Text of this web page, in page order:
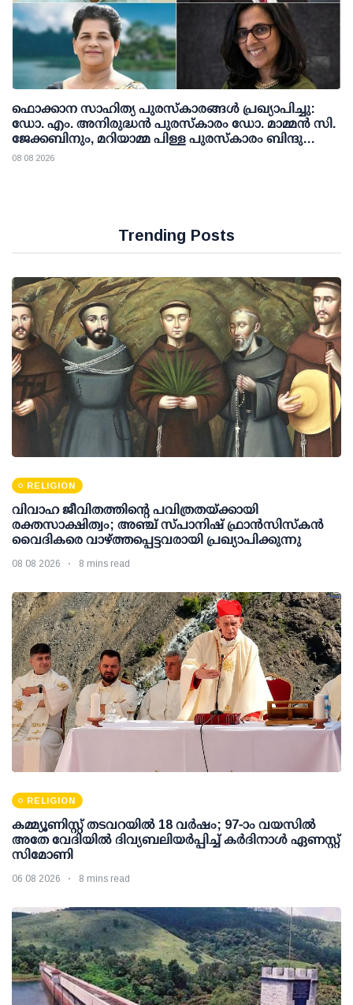
ഫൊക്കാന സാഹിത്യ പുരസ്‌കാരങ്ങള്‍ പ്രഖ്യാപിച്ചു:
ഡോ. എം. അനിരുദ്ധന്‍ പുരസ്‌കാരം ഡോ. മാമ്മന്‍ സി.
ജേക്കബിനും, മറിയാമ്മ പിള്ള പുരസ്‌കാരം ബിന്ദു
കാനയ്ക്കും
08 08 2026
Trending Posts
RELIGION
വിവാഹ ജീവിതത്തിന്റെ പവിത്രതയ്ക്കായി
രക്തസാക്ഷിത്വം; അഞ്ച് സ്പാനിഷ് ഫ്രാന്‍സിസ്‌കന്‍
വൈദികരെ വാഴ്ത്തപ്പെട്ടവരായി പ്രഖ്യാപിക്കുന്നു
08 08 2026 8 mins read
RELIGION
കമ്മ്യൂണിസ്റ്റ് തടവറയില്‍ 18 വര്‍ഷം; 97-ാം വയസില്‍
അതേ വേദിയില്‍ ദിവ്യബലിയര്‍പ്പിച്ച് കര്‍ദിനാള്‍ ഏണസ്റ്റ്
സിമോണി
06 08 2026 8 mins read